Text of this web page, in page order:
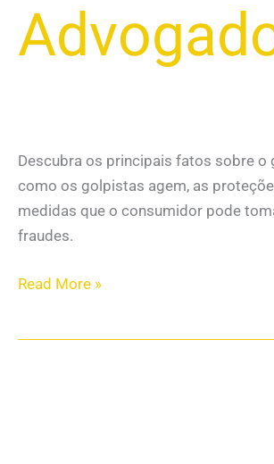
Descubra os principais fatos sobre o
como os golpistas agem, as
medidas que o consumidor pode
fraudes.
Read More »